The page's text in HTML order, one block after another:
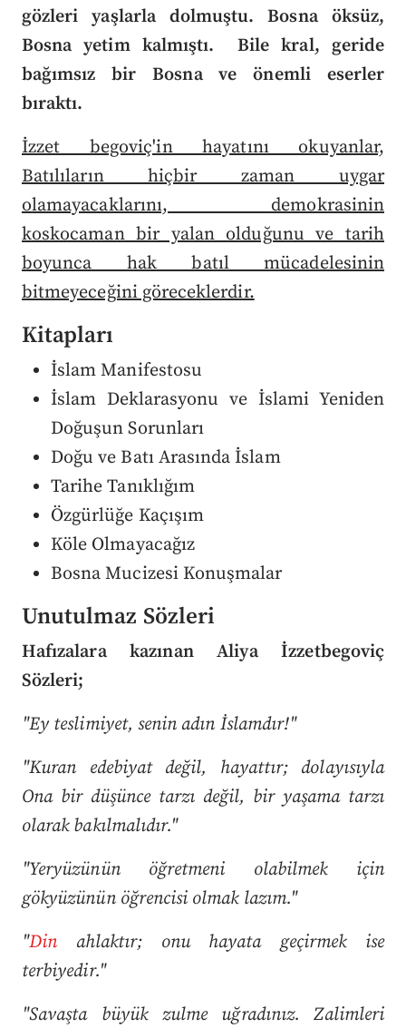
gözleri yaşlarla dolmuştu. Bosna öksüz,
Bosna yetim kalmıştı. Bile kral, geride
bağımsız bir Bosna ve önemli eserler
bıraktı.
İzzet begoviç'in hayatını okuyanlar,
Batılıların hiçbir zaman uygar
olamayacaklarını, demokrasinin
koskocaman bir yalan olduğunu ve tarih
boyunca hak batıl mücadelesinin
bitmeyeceğini göreceklerdir.
Kitapları
İslam Manifestosu
İslam Deklarasyonu ve İslami Yeniden
Doğuşun Sorunları
Doğu ve Batı Arasında İslam
Tarihe Tanıklığım
Özgürlüğe Kaçışım
Köle Olmayacağız
Bosna Mucizesi Konuşmalar
Unutulmaz Sözleri
Hafızalara kazınan Aliya İzzetbegoviç
Sözleri;
"Ey teslimiyet, senin adın İslamdır!"
"Kuran edebiyat değil, hayattır; dolayısıyla
Ona bir düşünce tarzı değil, bir yaşama tarzı
olarak bakılmalıdır."
"Yeryüzünün öğretmeni olabilmek için
gökyüzünün öğrencisi olmak lazım."
"Din ahlaktır; onu hayata geçirmek ise
terbiyedir."
"Savaşta büyük zulme uğradınız. Zalimleri